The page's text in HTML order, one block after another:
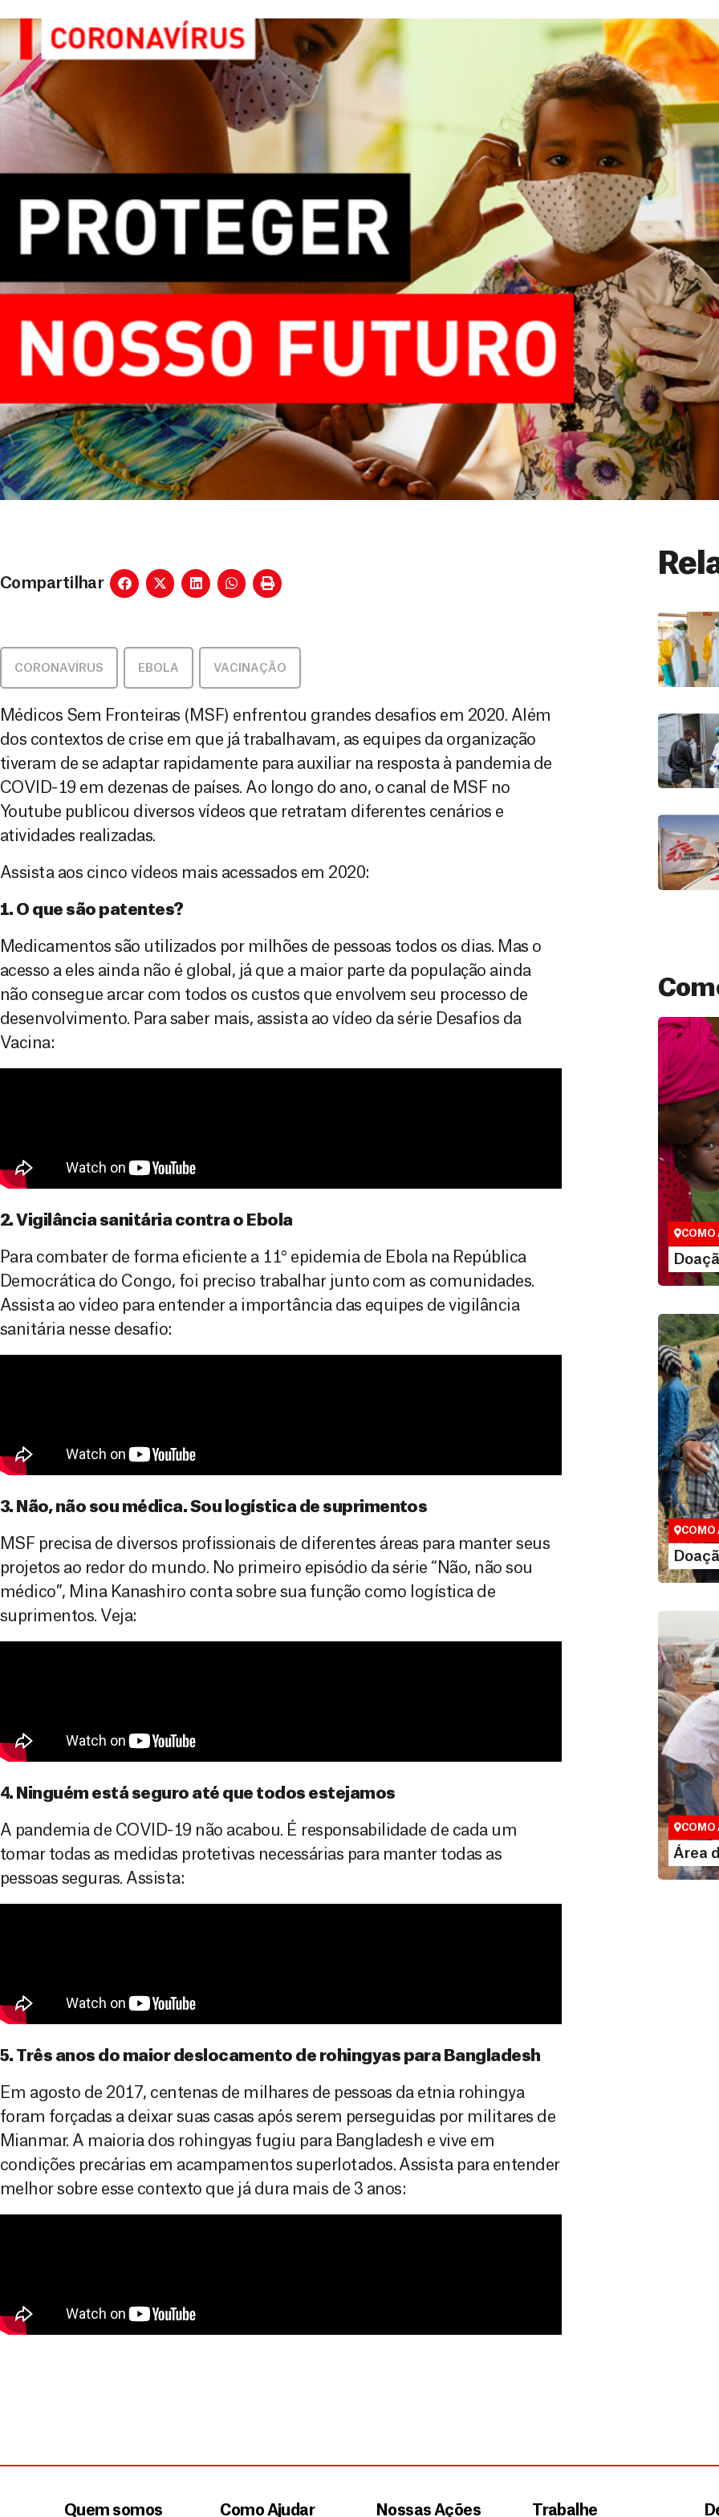
Compartilhar
CORONAVÍRUS EBOLA VACINAÇÃO
Médicos Sem Fronteiras (MSF) enfrentou grandes desafios em 2020. Além
dos contextos de crise em que já trabalhavam, as equipes da organização
tiveram de se adaptar rapidamente para auxiliar na resposta à pandemia de
COVID-19 em dezenas de países. Ao longo do ano, o canal de MSF no
Youtube publicou diversos vídeos que retratam diferentes cenários e
atividades realizadas.
Assista aos cinco vídeos mais acessados em 2020:
1. O que são patentes?
Medicamentos são utilizados por milhões de pessoas todos os dias. Mas o
acesso a eles ainda não é global, já que a maior parte da população ainda
não consegue arcar com todos os custos que envolvem seu processo de
desenvolvimento. Para saber mais, assista ao vídeo da série Desafios da
Vacina:
2. Vigilância sanitária contra o Ebola
Para combater de forma eficiente a 11° epidemia de Ebola na República
Democrática do Congo, foi preciso trabalhar junto com as comunidades.
Assista ao vídeo para entender a importância das equipes de vigilância
sanitária nesse desafio:
3. Não, não sou médica. Sou logística de suprimentos
MSF precisa de diversos profissionais de diferentes áreas para manter seus
projetos ao redor do mundo. No primeiro episódio da série “Não, não sou
médico”, Mina Kanashiro conta sobre sua função como logística de
suprimentos. Veja:
4. Ninguém está seguro até que todos estejamos
A pandemia de COVID-19 não acabou. É responsabilidade de cada um
tomar todas as medidas protetivas necessárias para manter todas as
pessoas seguras. Assista:
5. Três anos do maior deslocamento de rohingyas para Bangladesh
Em agosto de 2017, centenas de milhares de pessoas da etnia rohingya
foram forçadas a deixar suas casas após serem perseguidas por militares de
Mianmar. A maioria dos rohingyas fugiu para Bangladesh e vive em
condições precárias em acampamentos superlotados. Assista para entender
melhor sobre esse contexto que já dura mais de 3 anos:
Doação
São as
que nos
vidas em
COMO
Você
maneiras,
valor que
COMO
Área
Espaço
COMO
Área
Quem somos Como Ajudar Nossas Ações Trabalhe